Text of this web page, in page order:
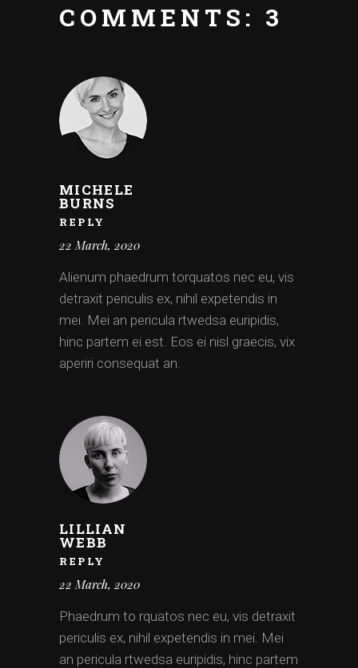
COMMENTS: 3
MICHELE
BURNS
REPLY
22 March, 2020
Alienum phaedrum torquatos nec eu, vis
detraxit periculis ex, nihil expetendis in
mei. Mei an pericula rtwedsa euripidis,
hinc partem ei est. Eos ei nisl graecis, vix
aperiri consequat an.
LILLIAN
WEBB
REPLY
22 March, 2020
Phaedrum to rquatos nec eu, vis detraxit
periculis ex, nihil expetendis in mei. Mei
an pericula rtwedsa euripidis, hinc partem